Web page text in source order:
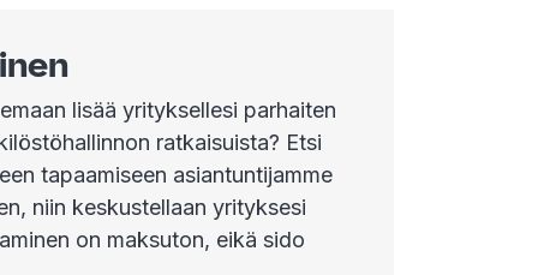
lisää yrityksellesi parhaiten
ratkaisuista? Etsi
tapaamiseen asiantuntijamme
niin keskustellaan yrityksesi
on maksuton, eikä sido